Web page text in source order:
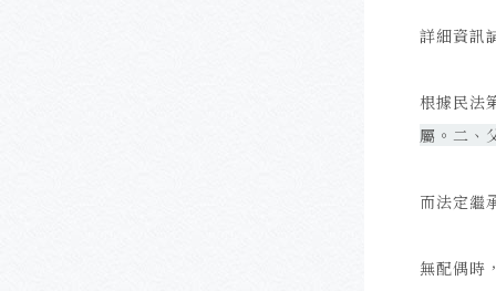
詳細資訊
根據民法
屬。二、
而法定繼
無配偶時